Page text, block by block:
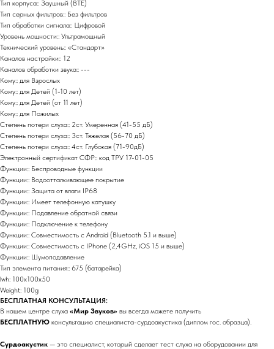
Тип корпуса:: Заушный (BTE)
Тип серных фильтров:: Без фильтров
Тип обработки сигнала:: Цифровой
Уровень мощности:: Ультрамощный
Технический уровень:: «Стандарт»
Каналов настройки:: 12
Каналов обработки звука:: ---
Кому:: для Взрослых
Кому:: для Детей (1-10 лет)
Кому:: для Детей (от 11 лет)
Кому:: для Пожилых
Степень потери слуха:: 2ст. Умеренная (41-55 дБ)
Степень потери слуха:: 3ст. Тяжелая (56-70 дБ)
Степень потери слуха:: 4ст. Глубокая (71-90дБ)
Электронный сертификат СФР:: код ТРУ 17-01-05
Функции:: Беспроводные функции
Функции:: Водоотталкивающее покрытие
Функции:: Защита от влаги IP68
Функции:: Имеет телефонную катушку
Функции:: Подавление обратной связи
Функции:: Подключение к телефону
Функции:: Совместимость с Android (Bluetooth 5.1 и выше)
Функции:: Совместимость с IPhone (2,4GHz, iOS 15 и выше)
Функции:: Шумоподавление
Тип элемента питания:: 675 (батарейка)
lwh: 100x100x50
Weight: 100g
БЕСПЛАТНАЯ КОНСУЛЬТАЦИЯ:
В нашем центре слуха «Мир Звуков» вы всегда можете получить
БЕСПЛАТНУЮ консультацию специалиста-сурдоакустика (диплом гос. образца).
Сурдоакустик — это специалист, который сделает тест слуха на оборудовании для